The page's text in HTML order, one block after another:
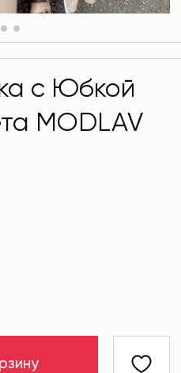
с Юбкой
MODLAV